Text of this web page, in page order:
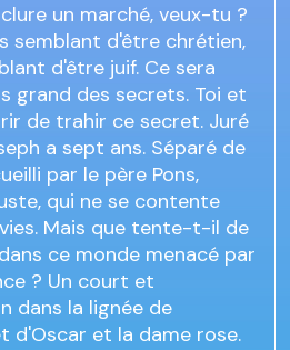
un marché, veux-tu ?
semblant d'être chrétien,
d'être juif. Ce sera
grand des secrets. Toi et
de trahir ce secret. Juré
a sept ans. Séparé de
par le père Pons,
qui ne se contente
Mais que tente-t-il de
ce monde menacé par
? Un court et
dans la lignée de
d'Oscar et la dame rose.